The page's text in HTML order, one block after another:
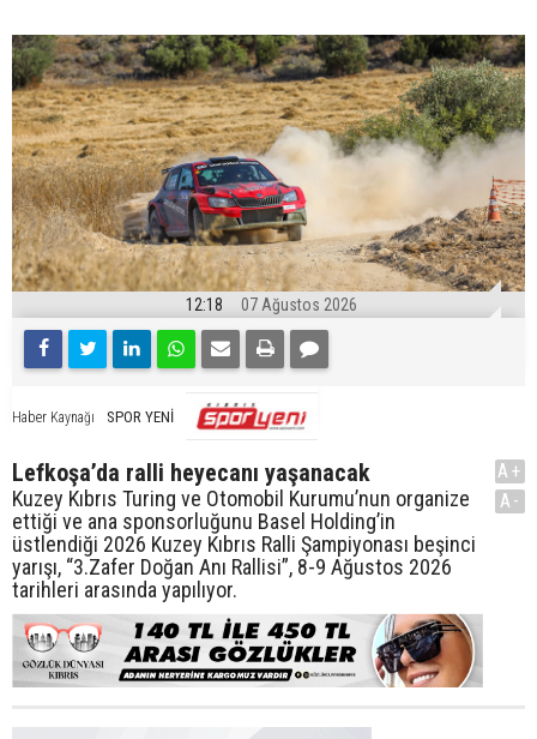
12:18 07 Ağustos 2026
Haber Kaynağı SPOR YENİ
Lefkoşa’da ralli heyecanı yaşanacak
Kuzey Kıbrıs Turing ve Otomobil Kurumu’nun organize
ettiği ve ana sponsorluğunu Basel Holding’in
üstlendiği 2026 Kuzey Kıbrıs Ralli Şampiyonası beşinci
yarışı, “3.Zafer Doğan Anı Rallisi”, 8-9 Ağustos 2026
tarihleri arasında yapılıyor.
A+
A-